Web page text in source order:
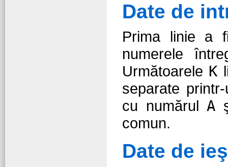
Date de
Prima linie a
numerele
Următoarele K
separate
cu numărul A
comun.
Date de